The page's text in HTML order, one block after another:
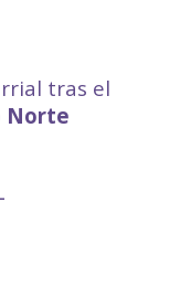
tras el
Norte